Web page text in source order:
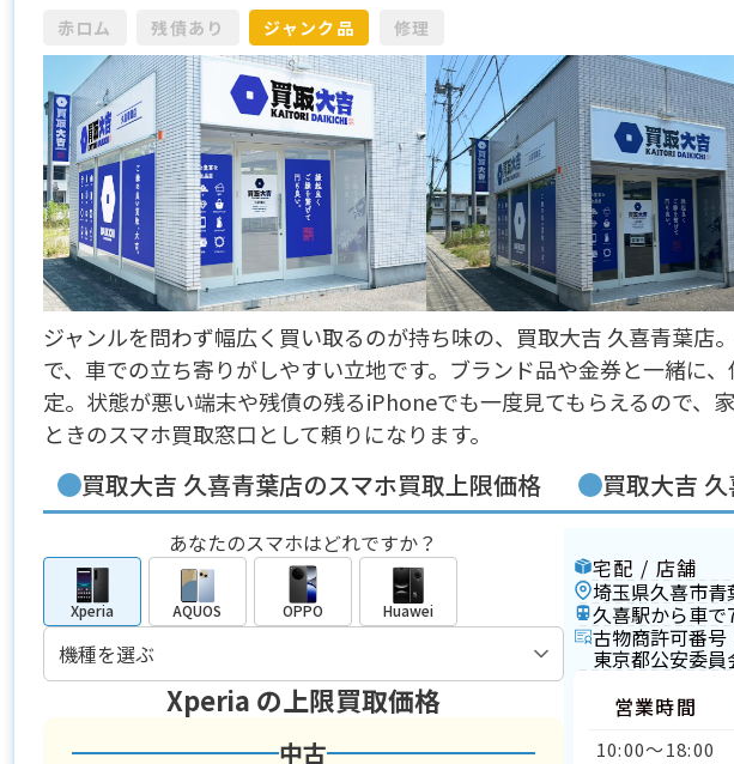
赤ロム 残債あり ジャンク品 修理
ジャンルを問わず幅広く買い取るのが持ち味の、買取大吉 久喜青葉店
で、車での立ち寄りがしやすい立地です。ブランド品や金券と一緒に
定。状態が悪い端末や残債の残るiPhoneでも一度見てもらえるので、
ときのスマホ買取窓口として頼りになります。
買取大吉 久喜青葉店のスマホ買取上限価格
あなたのスマホはどれですか？
Xperia AQUOS OPPO Huawei
Xperia の上限買取価格
中古
買取大吉
宅配 / 店舗
埼玉県久喜市
久喜駅から車で
古物商許可番号
東京都公安委
営業時間
10:00〜18:00